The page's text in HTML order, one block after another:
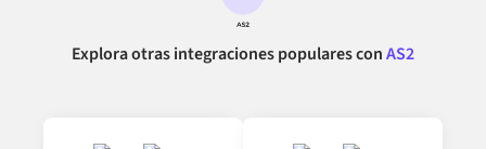
Explora otras integraciones populares conAS2